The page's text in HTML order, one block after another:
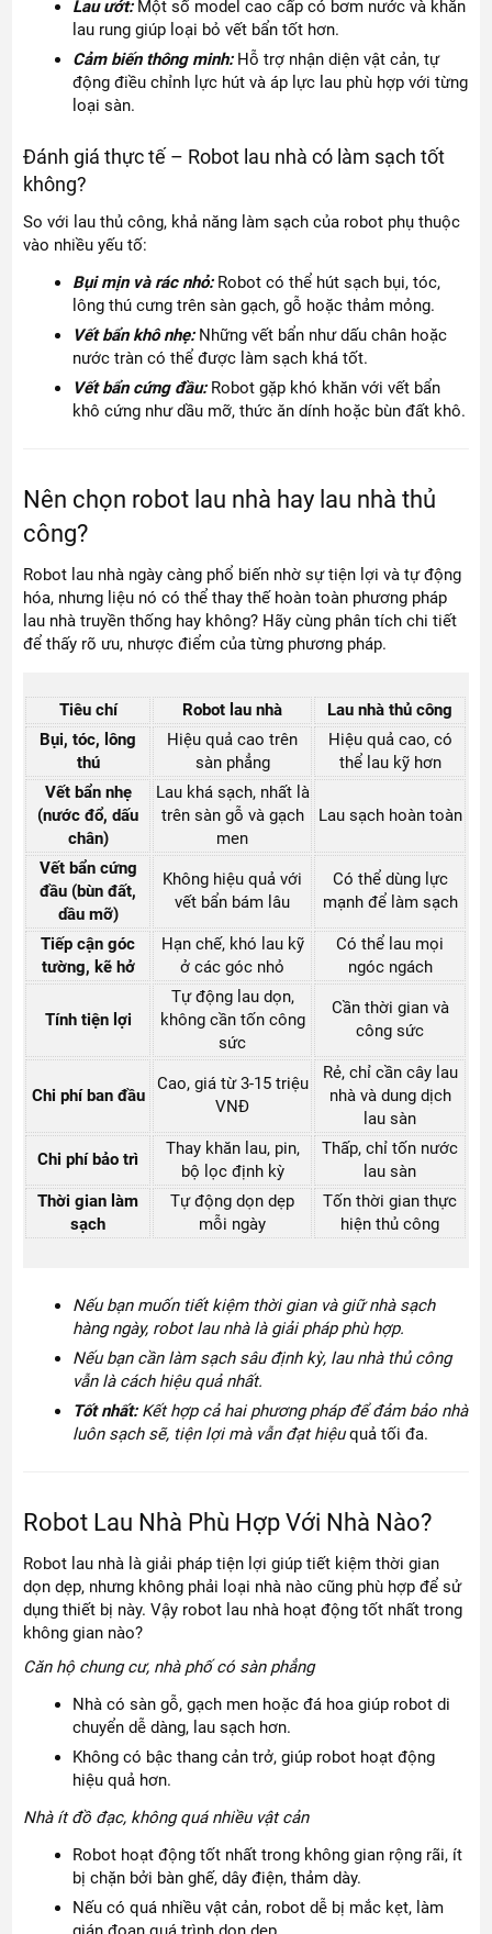
Lau ướt: Một số model cao cấp có bơm nước và khăn
lau rung giúp loại bỏ vết bẩn tốt hơn.
Cảm biến thông minh:Hỗ trợ nhận diện vật cản, tự
động điều chỉnh lực hút và áp lực lau phù hợp với từng
loại sàn.
Đánh giá thực tế – Robot lau nhà có làm sạch tốt
không?
So với lau thủ công, khả năng làm sạch của robot phụ thuộc
vào nhiều yếu tố:
Bụi mịn và rác nhỏ: Robot có thể hút sạch bụi, tóc,
lông thú cưng trên sàn gạch, gỗ hoặc thảm mỏng.
Vết bẩn khô nhẹ: Những vết bẩn như dấu chân hoặc
nước tràn có thể được làm sạch khá tốt.
Vết bẩn cứng đầu: Robot gặp khó khăn với vết bẩn
khô cứng như dầu mỡ, thức ăn dính hoặc bùn đất khô.
Nên chọn robot lau nhà hay lau nhà thủ
công?
Robot lau nhà ngày càng phổ biến nhờ sự tiện lợi và tự động
hóa, nhưng liệu nó có thể thay thế hoàn toàn phương pháp
lau nhà truyền thống hay không? Hãy cùng phân tích chi tiết
để thấy rõ ưu, nhược điểm của từng phương pháp.
Tiêu chí Robot lau nhà
Lau nhà thủ công
Bụi, tóc, lông
thú
Hiệu quả cao trên
sàn phẳng
Hiệu quả cao, có
thể lau kỹ hơn
Vết bẩn nhẹ
(nước đổ, dấu
chân)
Lau khá sạch, nhất là
trên sàn gỗ và gạch
men
Lau sạch hoàn toàn
Vết bẩn cứng
đầu (bùn đất,
dầu mỡ)
Không hiệu quả với
vết bẩn bám lâu
Có thể dùng lực
mạnh để làm sạch
Tiếp cận góc
tường, kẽ hở
Hạn chế, khó lau kỹ
ở các góc nhỏ
Có thể lau mọi
ngóc ngách
Tính tiện lợi
Tự động lau dọn,
không cần tốn công
sức
Cần thời gian và
công sức
Chi phí ban đầu
Cao, giá từ 3-15 triệu
VNĐ
Rẻ, chỉ cần cây lau
nhà và dung dịch
lau sàn
Chi phí bảo trì
Thay khăn lau, pin,
bộ lọc định kỳ
Thấp, chỉ tốn nước
lau sàn
Thời gian làm
sạch
Tự động dọn dẹp
mỗi ngày
Tốn thời gian thực
hiện thủ công
Nếu bạn muốn tiết kiệm thời gian và giữ nhà sạch
hàng ngày, robot lau nhà là giải pháp phù hợp.
Nếu bạn cần làm sạch sâu định kỳ, lau nhà thủ công
vẫn là cách hiệu quả nhất.
Tốt nhất:Kết hợp cả hai phương pháp để đảm bảo nhà
luôn sạch sẽ, tiện lợi mà vẫn đạt hiệuquả tối đa.
Robot Lau Nhà Phù Hợp Với Nhà Nào?
Robot lau nhà là giải pháp tiện lợi giúp tiết kiệm thời gian
dọn dẹp, nhưng không phải loại nhà nào cũng phù hợp để sử
dụng thiết bị này. Vậy robot lau nhà hoạt động tốt nhất trong
không gian nào?
Căn hộ chung cư, nhà phố có sàn phẳng
Nhà có sàn gỗ, gạch men hoặc đá hoa giúp robot di
chuyển dễ dàng, lau sạch hơn.
Không có bậc thang cản trở, giúp robot hoạt động
hiệu quả hơn.
Nhà ít đồ đạc, không quá nhiều vật cản
Robot hoạt động tốt nhất trong không gian rộng rãi, ít
bị chặn bởi bàn ghế, dây điện, thảm dày.
Nếu có quá nhiều vật cản, robot dễ bị mắc kẹt, làm